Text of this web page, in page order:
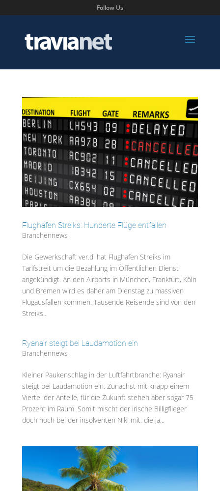
Follow Us
Flughafen Streiks: Hunderte Flüge entfallen
Branchennews
Die Gewerkschaft ver.di hat Flughafen Streiks im
Tarifstreit um die Bezahlung im Öffentlichen Dienst
angekündigt. An den Airports in München, Frankfurt, Köln
und Bremen wird es daher am Dienstag zu massiven
Flugausfällen kommen. Tausende Reisende sind von den
Streiks...
Ryanair steigt bei Laudamotion ein
Branchennews
Kleiner Paukenschlag in der Luftfahrtbranche: Ryanair
steigt bei Laudamotion ein. Zunächst mit knapp einem
Viertel der Anteile, für die Zukunft stehen aber sogar 75
Prozent im Raum. Somit mischt der irische Billigflieger
doch noch bei der insolventen Niki mit, die ja...